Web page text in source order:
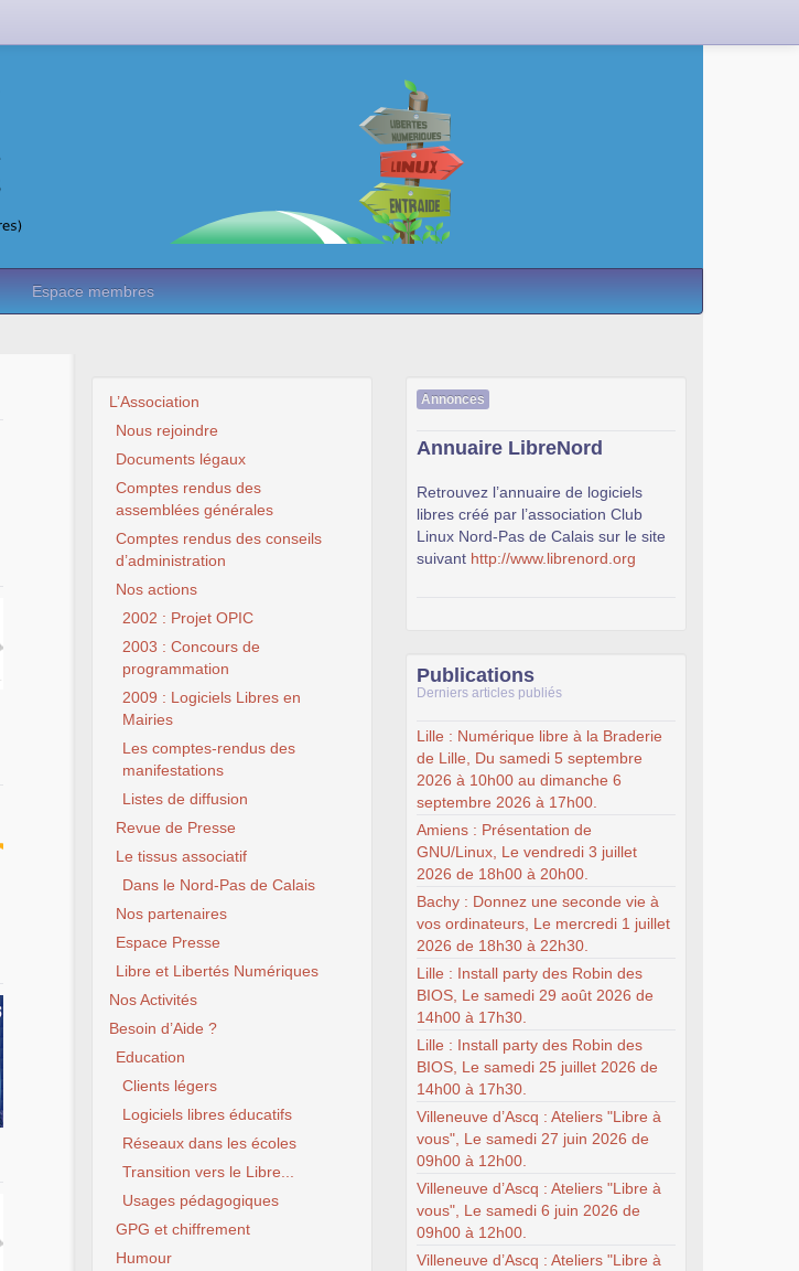
Espace membres
L’Association
Nous rejoindre
Documents légaux
Comptes rendus des
assemblées générales
Comptes rendus des conseils
d’administration
Nos actions
2002 : Projet OPIC
2003 : Concours de
programmation
2009 : Logiciels Libres en
Mairies
Les comptes-rendus des
manifestations
Listes de diffusion
Revue de Presse
Le tissus associatif
Dans le Nord-Pas de Calais
Nos partenaires
Espace Presse
Libre et Libertés Numériques
Nos Activités
Besoin d’Aide ?
Education
Clients légers
Logiciels libres éducatifs
Réseaux dans les écoles
Transition vers le Libre...
Usages pédagogiques
GPG et chiffrement
Humour
Annonces
Annuaire LibreNord
Retrouvez l’annuaire de logiciels
libres créé par l’association Club
Linux Nord-Pas de Calais sur le site
suivant http://www.librenord.org
Publications
Derniers articles publiés
Lille : Numérique libre à la Braderie
de Lille, Du samedi 5 septembre
2026 à 10h00 au dimanche 6
septembre 2026 à 17h00.
Amiens : Présentation de
GNU/Linux, Le vendredi 3 juillet
2026 de 18h00 à 20h00.
Bachy : Donnez une seconde vie à
vos ordinateurs, Le mercredi 1 juillet
2026 de 18h30 à 22h30.
Lille : Install party des Robin des
BIOS, Le samedi 29 août 2026 de
14h00 à 17h30.
Lille : Install party des Robin des
BIOS, Le samedi 25 juillet 2026 de
14h00 à 17h30.
Villeneuve d’Ascq : Ateliers "Libre à
vous", Le samedi 27 juin 2026 de
09h00 à 12h00.
Villeneuve d’Ascq : Ateliers "Libre à
vous", Le samedi 6 juin 2026 de
09h00 à 12h00.
Villeneuve d’Ascq : Ateliers "Libre à